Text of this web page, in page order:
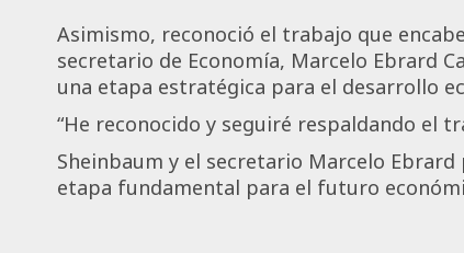
Asimismo, reconoció el trabajo que
secretario de Economía, Marcelo Ebrard
una etapa estratégica para el desarrollo
“He reconocido y seguiré respaldando el
Sheinbaum y el secretario Marcelo
etapa fundamental para el futuro